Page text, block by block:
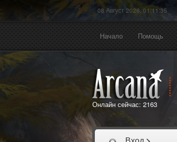
08 Август 2026, 01:11:35
Начало Помощь
Онлайн сейчас: 2163